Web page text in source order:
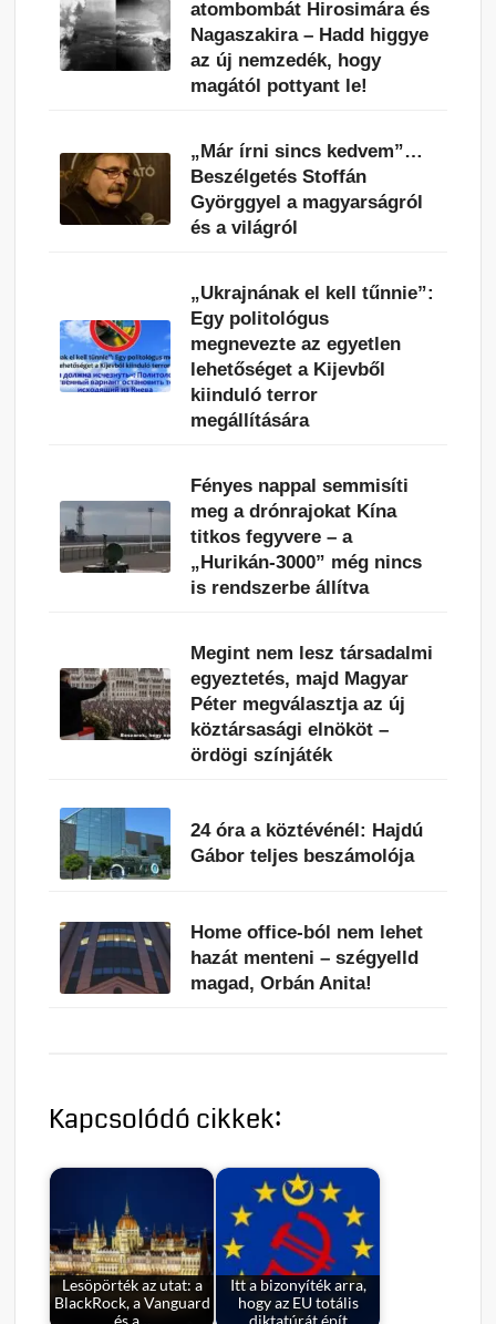
atombombát Hirosimára és
Nagaszakira – Hadd higgye
az új nemzedék, hogy
magától pottyant le!
„Már írni sincs kedvem”…
Beszélgetés Stoffán
Györggyel a magyarságról
és a világról
„Ukrajnának el kell tűnnie”:
Egy politológus
megnevezte az egyetlen
lehetőséget a Kijevből
kiinduló terror
megállítására
Fényes nappal semmisíti
meg a drónrajokat Kína
titkos fegyvere – a
„Hurikán-3000” még nincs
is rendszerbe állítva
Megint nem lesz társadalmi
egyeztetés, majd Magyar
Péter megválasztja az új
köztársasági elnököt –
ördögi színjáték
24 óra a köztévénél: Hajdú
Gábor teljes beszámolója
Home office-ból nem lehet
hazát menteni – szégyelld
magad, Orbán Anita!
Kapcsolódó cikkek:
Lesöpörték az utat: a
BlackRock, a Vanguard
Itt a bizonyíték arra,
hogy az EU totális